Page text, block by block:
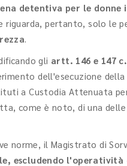
detentiva per le
riguarda, pertanto, solo le
.
gli artt. 146 e 147
dell'esecuzione
a Custodia Attenuata
come è noto, di una
norme, il Magistrato di
escludendo